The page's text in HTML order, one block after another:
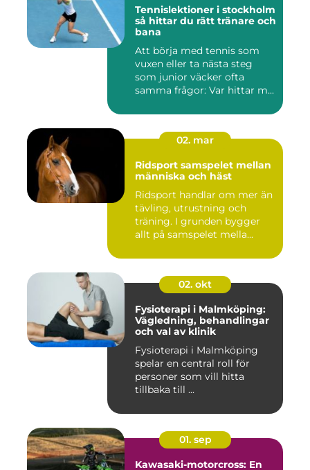
Tennislektioner i stockholm
så hittar du rätt tränare och
bana
Att börja med tennis som
vuxen eller ta nästa steg
som junior väcker ofta
samma frågor: Var hittar m...
02. mar
Ridsport samspelet mellan
människa och häst
Ridsport handlar om mer än
tävling, utrustning och
träning. I grunden bygger
allt på samspelet mella...
02. okt
Fysioterapi i Malmköping:
Vägledning, behandlingar
och val av klinik
Fysioterapi i Malmköping
spelar en central roll för
personer som vill hitta
tillbaka till ...
01. sep
Kawasaki-motorcross: En